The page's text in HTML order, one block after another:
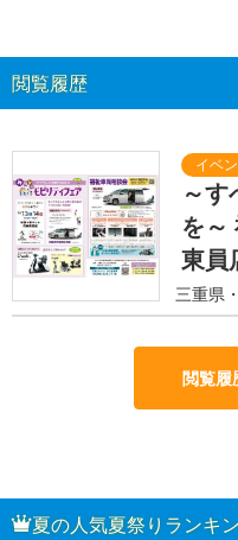
閲覧履歴
～
を～
東員
三重県
閲覧履
夏の人気夏祭りランキ